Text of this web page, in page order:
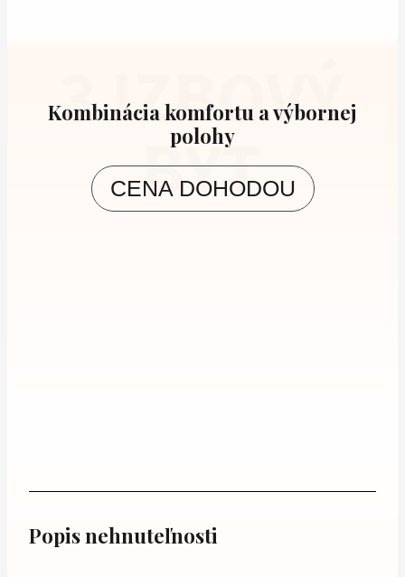
3 IZBOVÝ
BYT
Kombinácia komfortu a výbornej
polohy
CENA DOHODOU
Popis nehnuteľnosti